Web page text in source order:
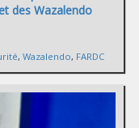
des Wazalendo
, Wazalendo, FARDC